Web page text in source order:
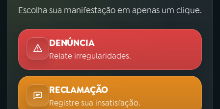
Escolha sua manifestação em apenas um clique.
DENÚNCIA
Relate irregularidades.
RECLAMAÇÃO
Registre sua insatisfação.